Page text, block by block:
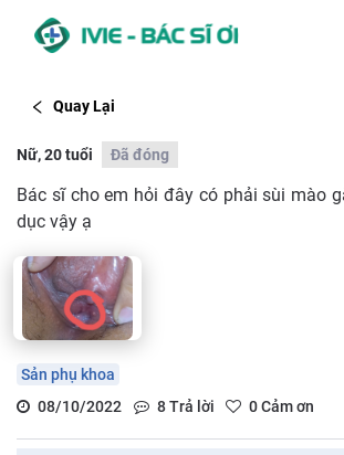
Quay Lại
Nữ, 20 tuổi Đã đóng
Bác sĩ cho em hỏi đây có phải sùi mào
dục vậy ạ
Sản phụ khoa
08/10/2022
8Trả lời 0Cảm ơn